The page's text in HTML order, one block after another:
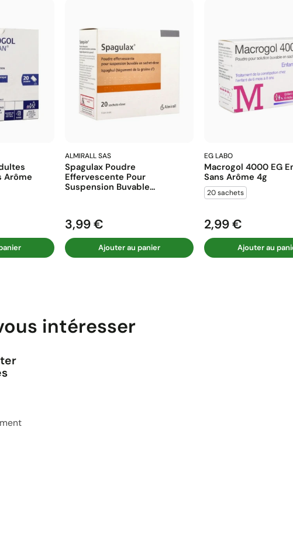
Arôme
ALMIRALL SAS
Spagulax Poudre
Effervescente Pour
Suspension Buvable...
Prix
3,99 €
Ajouter au panier
EG LABO
Macrogol 4000 EG
Sans Arôme 4g
20 sachets
Prix
2,99 €
Ajouter au
intéresser